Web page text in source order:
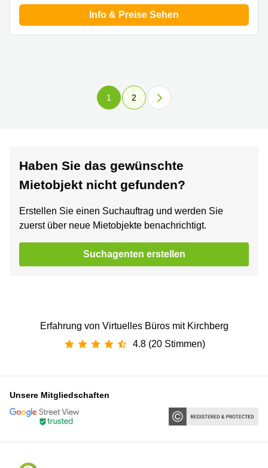
Info & Preise Sehen
1 2
Haben Sie das gewünschte
Mietobjekt nicht gefunden?
Erstellen Sie einen Suchauftrag und werden Sie
zuerst über neue Mietobjekte benachrichtigt.
Suchagenten erstellen
Erfahrung von Virtuelles Büros mit Kirchberg
4.8 (20 Stimmen)
Unsere Mitgliedschaften